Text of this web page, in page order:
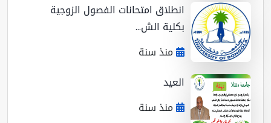
انطلاق امتحانات الفصول الزوجية
بكلية الش...
منذ سنة
العيد
منذ سنة